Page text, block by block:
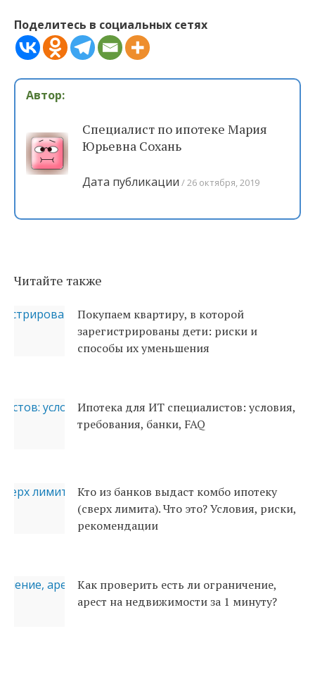
Поделитесь в социальных сетях
Автор:
Специалист по ипотеке Мария
Юрьевна Сохань
Дата публикации 26 октября, 2019
Читайте также
Покупаем квартиру, в которой
зарегистрированы дети: риски и
способы их уменьшения
Ипотека для ИТ специалистов: условия,
требования, банки, FAQ
Кто из банков выдаст комбо ипотеку
(сверх лимита). Что это? Условия, риски,
рекомендации
Как проверить есть ли ограничение,
арест на недвижимости за 1 минуту?